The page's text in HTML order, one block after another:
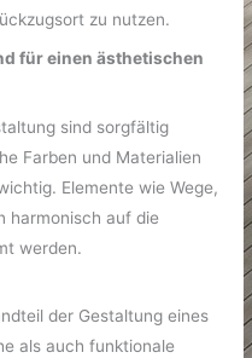
zu nutzen.
für einen ästhetischen
sind sorgfältig
Farben und Materialien
Elemente wie Wege,
harmonisch auf die
werden.
der Gestaltung eines
als auch funktionale